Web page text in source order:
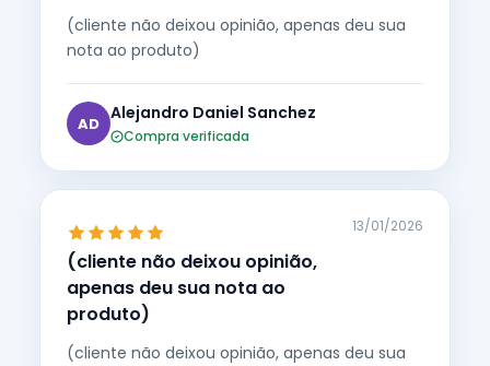
(cliente não deixou opinião, apenas deu sua
nota ao produto)
AD
Alejandro Daniel Sanchez
Compra verificada
(cliente não deixou opinião,
apenas deu sua nota ao
produto)
13/01/2026
(cliente não deixou opinião, apenas deu sua